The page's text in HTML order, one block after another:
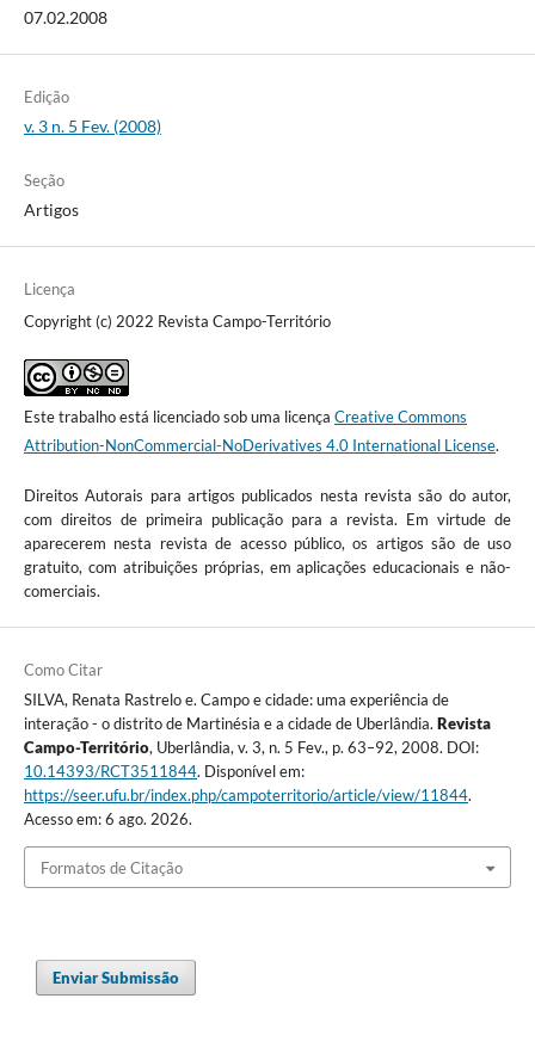
07.02.2008
Edição
v. 3 n. 5 Fev. (2008)
Seção
Artigos
Licença
Copyright (c) 2022 Revista Campo-Território
Este trabalho está licenciado sob uma licença Creative Commons
Attribution-NonCommercial-NoDerivatives 4.0 International License.
Direitos Autorais para artigos publicados nesta revista são do autor,
com direitos de primeira publicação para a revista. Em virtude de
aparecerem nesta revista de acesso público, os artigos são de uso
gratuito, com atribuições próprias, em aplicações educacionais e não-
comerciais.
Como Citar
SILVA, Renata Rastrelo e. Campo e cidade: uma experiência de
interação - o distrito de Martinésia e a cidade de Uberlândia. Revista
Campo-Território, Uberlândia, v. 3, n. 5 Fev., p. 63–92, 2008. DOI:
10.14393/RCT3511844. Disponível em:
https://seer.ufu.br/index.php/campoterritorio/article/view/11844.
Acesso em: 6 ago. 2026.
Formatos de Citação
Enviar Submissão